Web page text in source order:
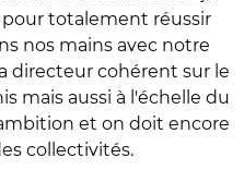
totalement réussir
nos mains avec notre
directeur cohérent sur le
mais aussi à l'échelle du
et on doit encore
collectivités.